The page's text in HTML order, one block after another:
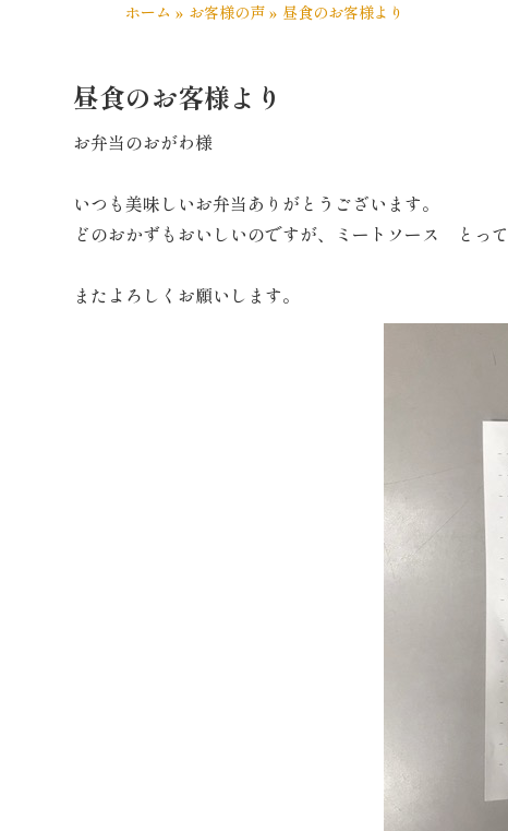
ホーム » お客様の声 » 昼食のお客様より
昼食のお客様より
お弁当のおがわ様
いつも美味しいお弁当ありがとうございます。
どのおかずもおいしいのですが、ミートソース とって
またよろしくお願いします。